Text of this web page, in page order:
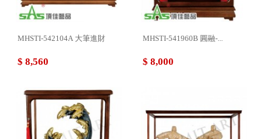
MHSTI-542104A 大筆進財
$ 8,560
MHSTI-541960B 圓融-...
$ 8,000